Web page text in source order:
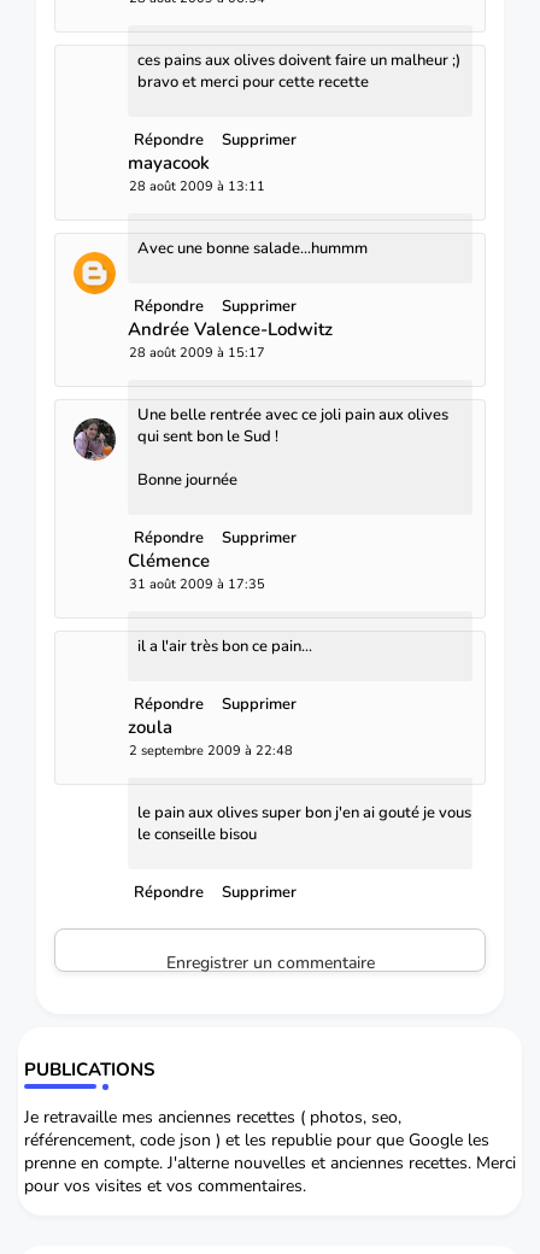
ces pains aux olives doivent faire un malheur ;)
bravo et merci pour cette recette
Répondre Supprimer
mayacook
28 août 2009 à 13:11
Avec une bonne salade...hummm
Répondre Supprimer
Andrée Valence-Lodwitz
28 août 2009 à 15:17
Une belle rentrée avec ce joli pain aux olives
qui sent bon le Sud !
Bonne journée
Répondre Supprimer
Clémence
31 août 2009 à 17:35
il a l'air très bon ce pain...
Répondre Supprimer
zoula
2 septembre 2009 à 22:48
le pain aux olives super bon j'en ai gouté je vous
le conseille bisou
Répondre Supprimer
Enregistrer un commentaire
PUBLICATIONS
Je retravaille mes anciennes recettes ( photos, seo,
référencement, code json ) et les republie pour que Google les
prenne en compte. J'alterne nouvelles et anciennes recettes. Merci
pour vos visites et vos commentaires.